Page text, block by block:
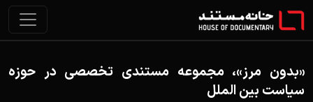
«بدون مرز»، مجموعه مستندی تخصصی در حوزه
سیاست بین الملل